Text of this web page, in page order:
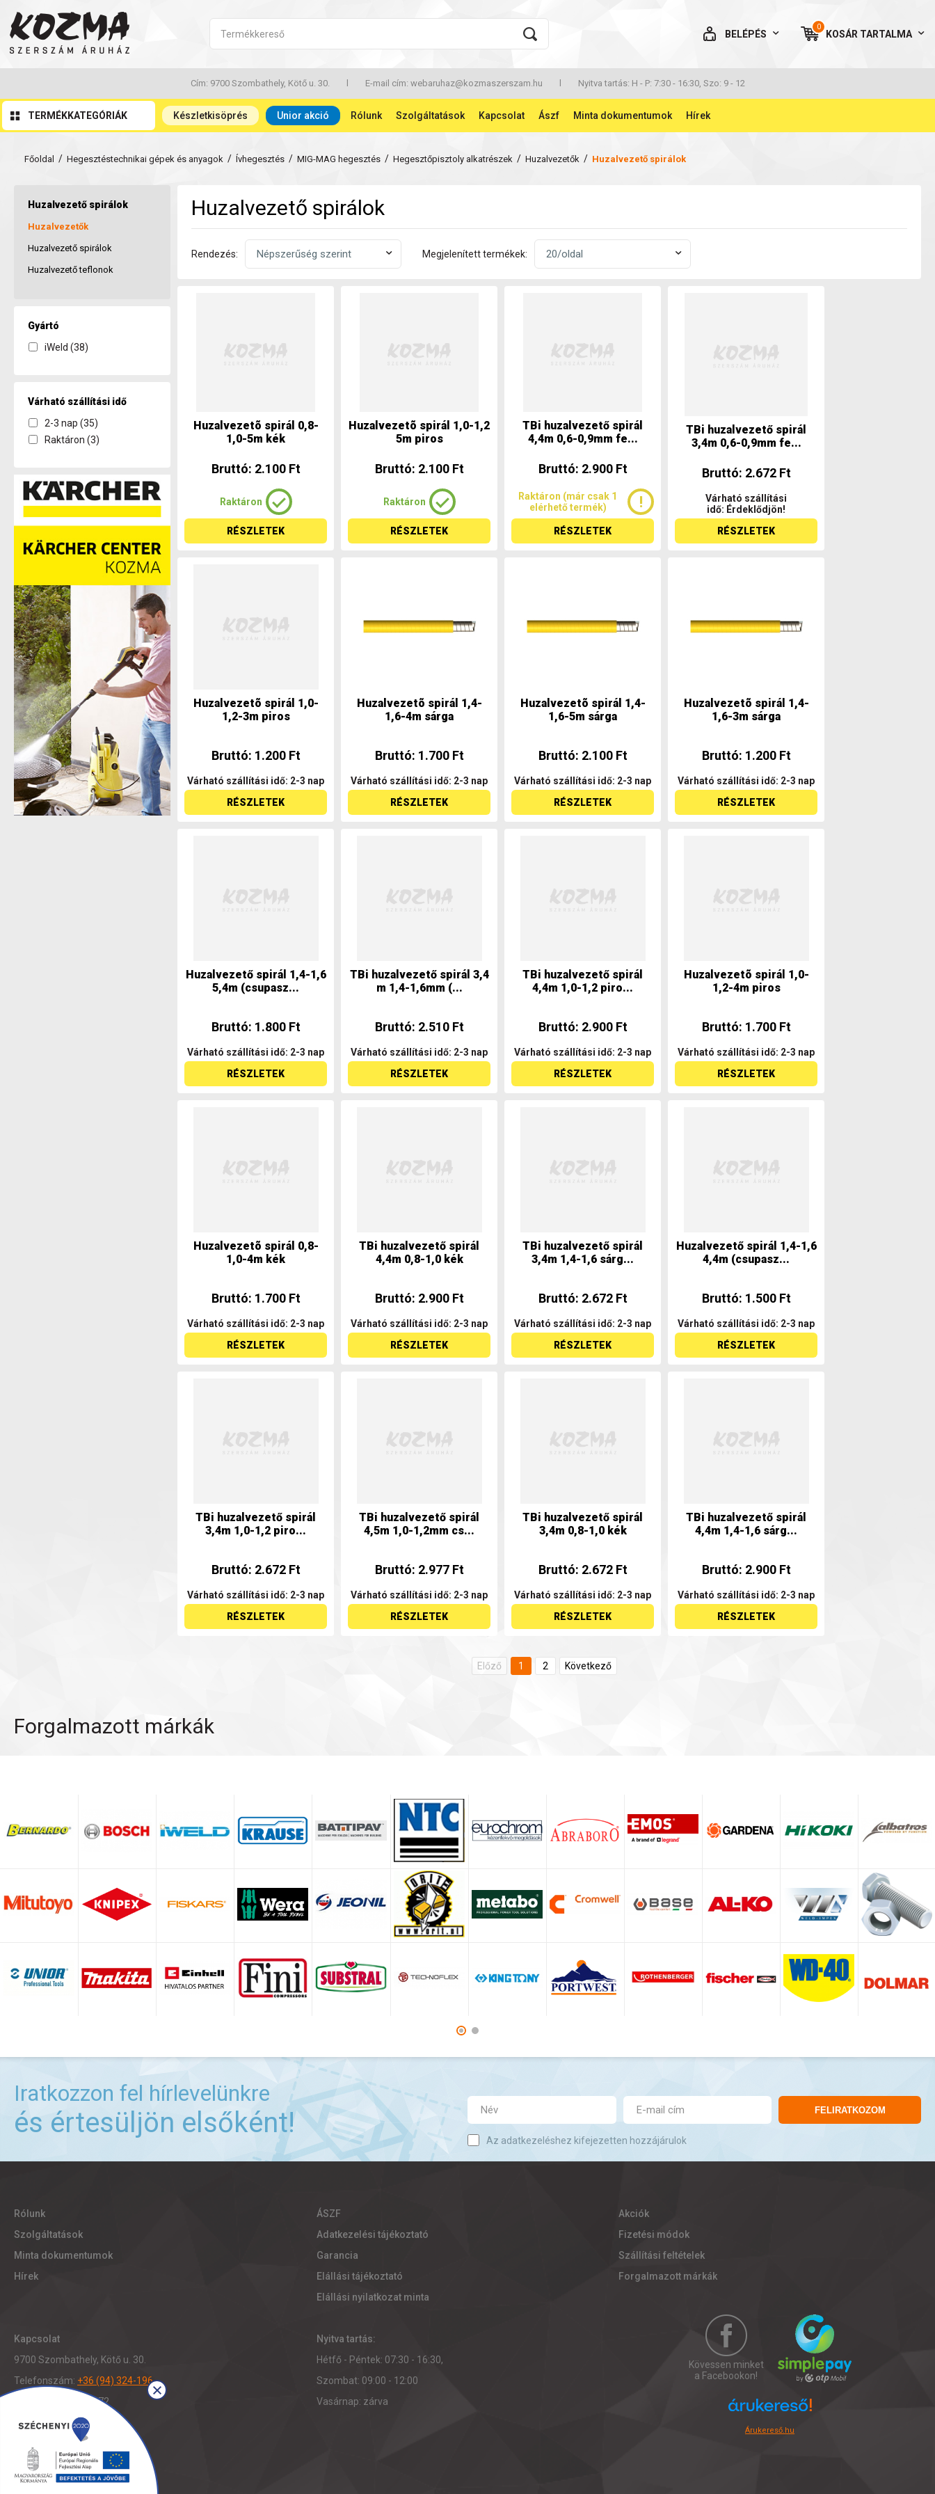
BELÉPÉS
0
KOSÁR TARTALMA
AZ ÖN KOSARA ÜRES
Cím: 9700 Szombathely, Kötő u. 30. E-mail cím: webaruhaz@kozmaszerszam.hu Nyitva tartás: H - P: 7:30 - 16:30, Szo: 9 - 12
TERMÉKKATEGÓRIÁK Készletkisöprés Unior akció Rólunk Szolgáltatások Kapcsolat Ászf Minta dokumentumok Hírek
Főoldal / Hegesztéstechnikai gépek és anyagok / Ívhegesztés / MIG-MAG hegesztés / Hegesztőpisztoly alkatrészek / Huzalvezetők / Huzalvezető spirálok
Huzalvezető spirálok
Huzalvezetők
Huzalvezető spirálok
Huzalvezető teflonok
Gyártó
iWeld (38)
Várható szállítási idő
2-3 nap (35)
Raktáron (3)
Huzalvezető spirálok
Rendezés: Megjelenített termékek:
Huzalvezetõ spirál 0,8-
1,0-5m kék
Bruttó: 2.100 Ft
Raktáron
RÉSZLETEK
Huzalvezetõ spirál 1,0-1,2
5m piros
Bruttó: 2.100 Ft
Raktáron
RÉSZLETEK
TBi huzalvezető spirál
4,4m 0,6-0,9mm fe...
Bruttó: 2.900 Ft
Raktáron (már csak 1
elérhető termék)
RÉSZLETEK
TBi huzalvezető spirál
3,4m 0,6-0,9mm fe...
Bruttó: 2.672 Ft
Várható szállítási
idő: Érdeklődjön!
RÉSZLETEK
Huzalvezetõ spirál 1,0-
1,2-3m piros
Bruttó: 1.200 Ft
Várható szállítási idő: 2-3 nap
RÉSZLETEK
Huzalvezetõ spirál 1,4-
1,6-4m sárga
Bruttó: 1.700 Ft
Várható szállítási idő: 2-3 nap
RÉSZLETEK
Huzalvezetõ spirál 1,4-
1,6-5m sárga
Bruttó: 2.100 Ft
Várható szállítási idő: 2-3 nap
RÉSZLETEK
Huzalvezetõ spirál 1,4-
1,6-3m sárga
Bruttó: 1.200 Ft
Várható szállítási idő: 2-3 nap
RÉSZLETEK
Huzalvezető spirál 1,4-1,6
5,4m (csupasz...
Bruttó: 1.800 Ft
Várható szállítási idő: 2-3 nap
RÉSZLETEK
TBi huzalvezető spirál 3,4
m 1,4-1,6mm (...
Bruttó: 2.510 Ft
Várható szállítási idő: 2-3 nap
RÉSZLETEK
TBi huzalvezető spirál
4,4m 1,0-1,2 piro...
Bruttó: 2.900 Ft
Várható szállítási idő: 2-3 nap
RÉSZLETEK
Huzalvezetõ spirál 1,0-
1,2-4m piros
Bruttó: 1.700 Ft
Várható szállítási idő: 2-3 nap
RÉSZLETEK
Huzalvezetõ spirál 0,8-
1,0-4m kék
Bruttó: 1.700 Ft
Várható szállítási idő: 2-3 nap
RÉSZLETEK
TBi huzalvezető spirál
4,4m 0,8-1,0 kék
Bruttó: 2.900 Ft
Várható szállítási idő: 2-3 nap
RÉSZLETEK
TBi huzalvezető spirál
3,4m 1,4-1,6 sárg...
Bruttó: 2.672 Ft
Várható szállítási idő: 2-3 nap
RÉSZLETEK
Huzalvezető spirál 1,4-1,6
4,4m (csupasz...
Bruttó: 1.500 Ft
Várható szállítási idő: 2-3 nap
RÉSZLETEK
TBi huzalvezető spirál
3,4m 1,0-1,2 piro...
Bruttó: 2.672 Ft
Várható szállítási idő: 2-3 nap
RÉSZLETEK
TBi huzalvezető spirál
4,5m 1,0-1,2mm cs...
Bruttó: 2.977 Ft
Várható szállítási idő: 2-3 nap
RÉSZLETEK
TBi huzalvezető spirál
3,4m 0,8-1,0 kék
Bruttó: 2.672 Ft
Várható szállítási idő: 2-3 nap
RÉSZLETEK
TBi huzalvezető spirál
4,4m 1,4-1,6 sárg...
Bruttó: 2.900 Ft
Várható szállítási idő: 2-3 nap
RÉSZLETEK
Előző 1 2 Következő
Forgalmazott márkák
Iratkozzon fel hírlevelünkre
és értesüljön elsőként! FELIRATKOZOM
Az adatkezeléshez kifejezetten hozzájárulok
Rólunk
Szolgáltatások
Minta dokumentumok
Hírek
ÁSZF
Adatkezelési tájékoztató
Garancia
Elállási tájékoztató
Elállási nyilatkozat minta
Akciók
Fizetési módok
Szállítási feltételek
Forgalmazott márkák
Kapcsolat
9700 Szombathely, Kötő u. 30.
Telefonszám: +36 (94) 324-196
Fax: +36 (94) 321-472
Nyitva tartás:
Hétfő - Péntek: 07:30 - 16:30,
Szombat: 09:00 - 12:00
Vasárnap: zárva
Kövessen minket
a Facebookon!
Árukereső.hu